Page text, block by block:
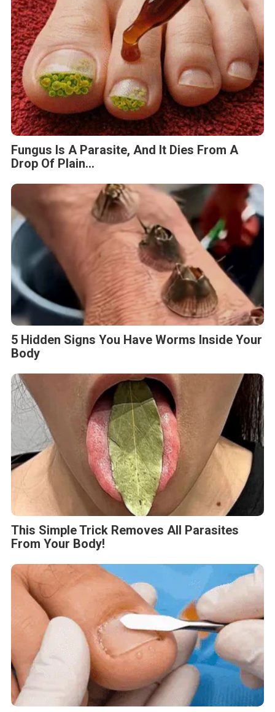
Fungus Is A Parasite, And It Dies From A
Drop Of Plain...
5 Hidden Signs You Have Worms Inside Your
Body
This Simple Trick Removes All Parasites
From Your Body!